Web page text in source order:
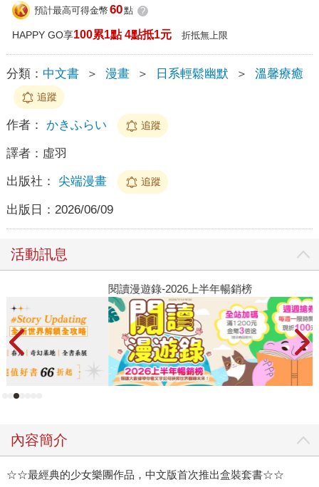
預計最高可得金幣 60點 ?
HAPPY GO享100累1點 4點抵1元 折抵無上限
分類： 中文書 ＞ 漫畫 ＞ 日系輕鬆幽默 ＞ 溫馨療癒
追蹤
作者： かきふらい 追蹤
譯者： 虛羽
出版社： 尖端漫畫 追蹤
出版日： 2026/06/09
活動訊息
閱讀漫遊錄-2026上半年暢銷榜
內容簡介
☆☆最經典的少女樂團作品，中文版首次推出盒裝套書☆☆